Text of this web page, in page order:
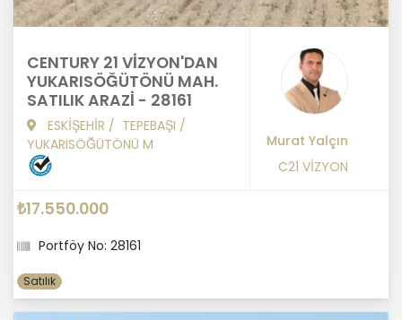
CENTURY 21 VİZYON'DAN
YUKARISÖĞÜTÖNÜ MAH.
SATILIK ARAZİ - 28161
ESKİŞEHİR / TEPEBAŞI /
YUKARISÖĞÜTÖNÜ M
Murat Yalçın
C21 VİZYON
₺17.550.000
Portföy No: 28161
Satılık